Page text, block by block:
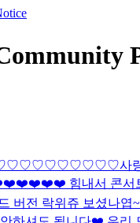
사랑
힘내서 콘서트
버전 락위쥬 보셨나엽